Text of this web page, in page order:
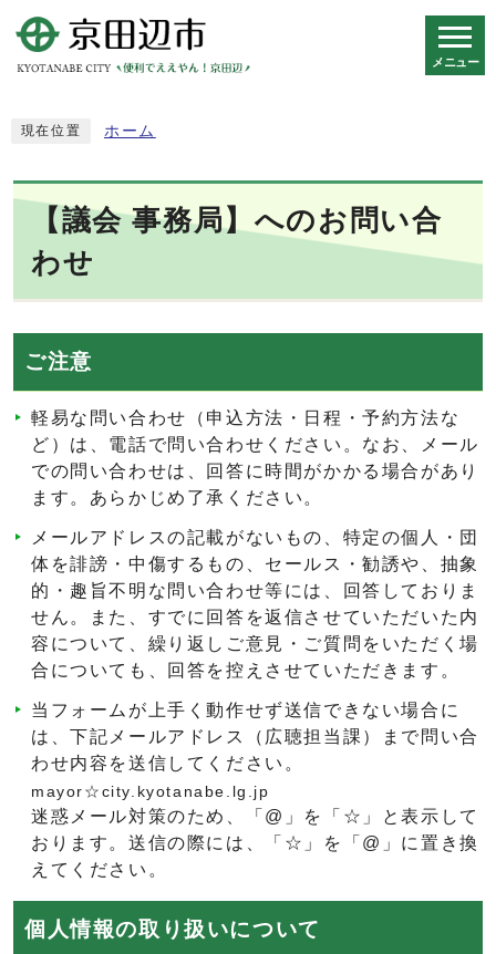
メニュー
現在位置 ホーム
【議会 事務局】へのお問い合
わせ
ご注意
軽易な問い合わせ（申込方法・日程・予約方法な
ど）は、電話で問い合わせください。なお、メール
での問い合わせは、回答に時間がかかる場合があり
ます。あらかじめ了承ください。
メールアドレスの記載がないもの、特定の個人・団
体を誹謗・中傷するもの、セールス・勧誘や、抽象
的・趣旨不明な問い合わせ等には、回答しておりま
せん。また、すでに回答を返信させていただいた内
容について、繰り返しご意見・ご質問をいただく場
合についても、回答を控えさせていただきます。
当フォームが上手く動作せず送信できない場合に
は、下記メールアドレス（広聴担当課）まで問い合
わせ内容を送信してください。
mayor☆city.kyotanabe.lg.jp
迷惑メール対策のため、「@」を「☆」と表示して
おります。送信の際には、「☆」を「@」に置き換
えてください。
個人情報の取り扱いについて